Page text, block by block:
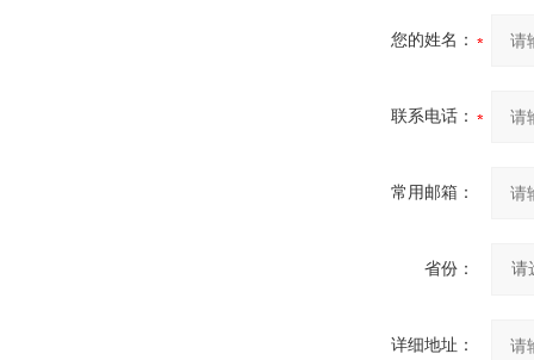
您的姓名：
联系电话：
常用邮箱：
省份：
详细地址：